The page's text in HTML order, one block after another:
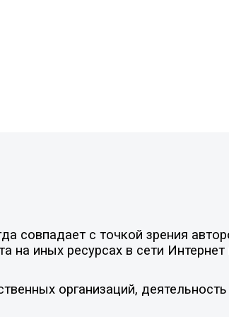
совпадает с точкой зрения
на иных ресурсах в сети
организаций,